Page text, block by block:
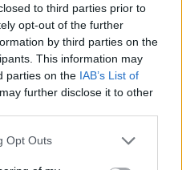
to third parties prior to
opt-out of the further
by third parties on the
This information may
parties on the IAB’s List of
further disclose it to other
Opt Outs
prieš 6500 metų,
pakrantėje esančiose
rūšių keramikos. Jie
ir dažnai virvių
kurie matomi Sacharoje.
tipo keramika, genetinė